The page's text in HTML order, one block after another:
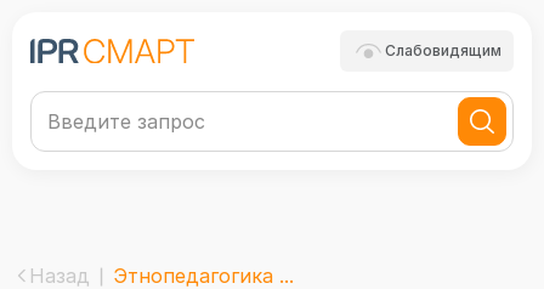
Слабовидящим
Назад Этнопедагогика ...